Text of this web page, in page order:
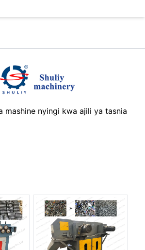
mashine nyingi kwa ajili ya tasnia